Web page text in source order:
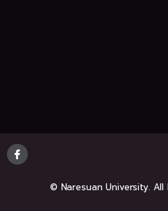
© Naresuan University. All